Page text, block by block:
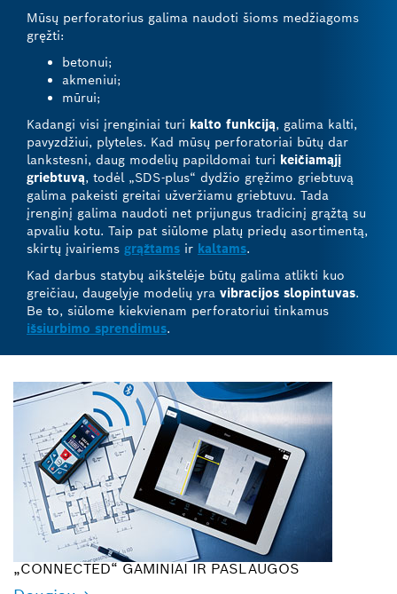
Mūsų perforatorius galima naudoti šioms medžiagoms
gręžti:
betonui;
akmeniui;
mūrui;
Kadangi visi įrenginiai turi kalto funkciją, galima kalti,
pavyzdžiui, plyteles. Kad mūsų perforatoriai būtų dar
lankstesni, daug modelių papildomai turi keičiamąjį
griebtuvą, todėl „SDS-plus“ dydžio gręžimo griebtuvą
galima pakeisti greitai užveržiamu griebtuvu. Tada
įrenginį galima naudoti net prijungus tradicinį grąžtą su
apvaliu kotu. Taip pat siūlome platų priedų asortimentą,
skirtų įvairiems grąžtams ir kaltams.
Kad darbus statybų aikštelėje būtų galima atlikti kuo
greičiau, daugelyje modelių yra vibracijos slopintuvas.
Be to, siūlome kiekvienam perforatoriui tinkamus
išsiurbimo sprendimus.
„CONNECTED“ GAMINIAI IR PASLAUGOS